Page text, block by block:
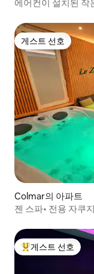
에어컨이 설치된 작
게스트 선호
게스트 선호
Colmar의 아파트
젠 스파• 전용 자쿠
상위 게스트 선호
게스트 선호